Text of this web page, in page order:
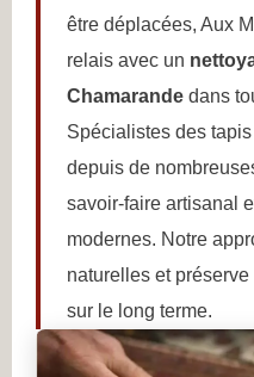
être déplacées, Aux
relais avec un
Chamarande dans
Spécialistes des
depuis de
savoir-faire artisanal
modernes. Notre
naturelles et
sur le long terme.